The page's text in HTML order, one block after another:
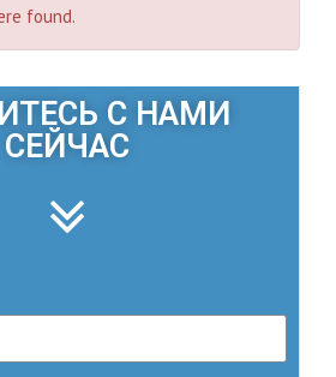
found.
С НАМИ
СЕЙЧАС